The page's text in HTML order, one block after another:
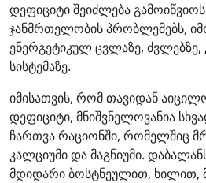
დეფიციტი შეიძლება
ჯანმრთელობის პრობლემებს,
ენერგეტიკულ ცვლაზე,
სისტემაზე.
იმისათვის, რომ თავიდან
დეფიციტი, მნიშვნელოვანია
ჩართვა რაციონში, რომელშიც
კალციუმი და მაგნიუმი.
მდიდარი ბოსტნეულით, ხილით,